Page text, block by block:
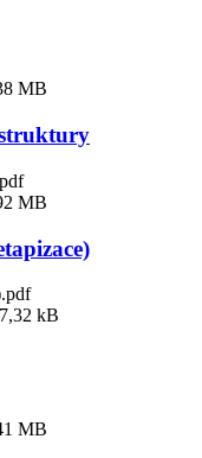
MB
MB
kB
MB